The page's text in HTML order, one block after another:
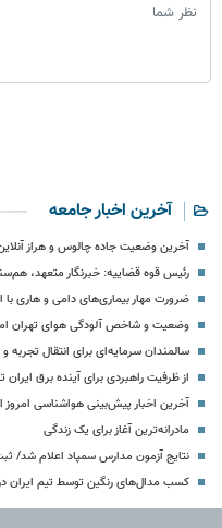
آخرین اخبار جامعه
آخرین وضعیت جاده چالوس و هراز آنلاین امروز شنبه ۱۷ مرداد/ جاده
رئیس قوه قضاییه: خبرنگار متعهد،
ضرورت مهار بیماری‌های دامی و هاری
وضعیت و شاخص آلودگی هوای تهران امروز شنبه ۱۷ مرداد / لواسانات
سالمندان سرمایه‌ای برای انتقال تجربه
از ظرفیت راهبردی برای آینده برق
آخرین اخبار پیش‌بینی هواشناسی امروز ایران/
مادرانه‌ترین آغاز برای یک زندگی
نتایج آزمون مدارس سمپاد اعلام شد/ ثبت‌نام
کسب مدال‌های رنگین توسط تیم ایران